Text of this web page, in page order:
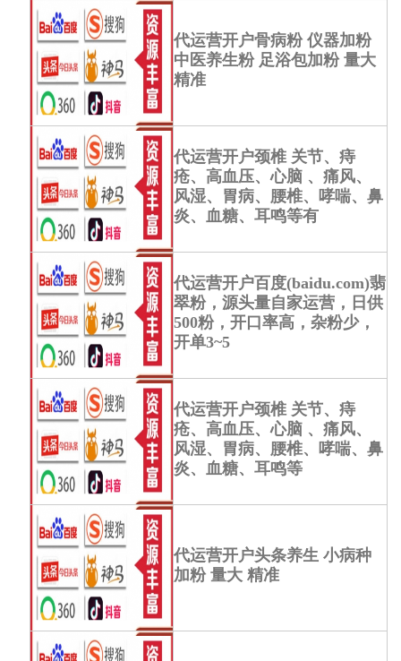
代运营开户骨病粉 仪器加粉
中医养生粉 足浴包加粉 量大
精准
代运营开户颈椎 关节、痔
疮、高血压、心脑 、痛风、
风湿、胃病、腰椎、哮喘、鼻
炎、血糖、耳鸣等有
代运营开户百度(baidu.com)翡
翠粉，源头量自家运营，日供
500粉，开口率高，杂粉少，
开单3~5
代运营开户颈椎 关节、痔
疮、高血压、心脑 、痛风、
风湿、胃病、腰椎、哮喘、鼻
炎、血糖、耳鸣等
代运营开户头条养生 小病种
加粉 量大 精准